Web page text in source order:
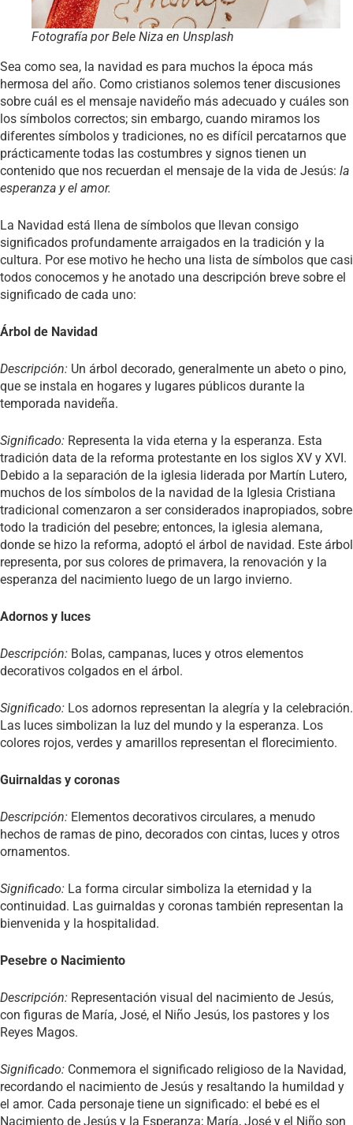
Fotografía por Bele Niza en Unsplash
Sea como sea, la navidad es para muchos la época más
hermosa del año. Como cristianos solemos tener discusiones
sobre cuál es el mensaje navideño más adecuado y cuáles son
los símbolos correctos; sin embargo, cuando miramos los
diferentes símbolos y tradiciones, no es difícil percatarnos que
prácticamente todas las costumbres y signos tienen un
contenido que nos recuerdan el mensaje de la vida de Jesús: la
esperanza y el amor.
La Navidad está llena de símbolos que llevan consigo
significados profundamente arraigados en la tradición y la
cultura. Por ese motivo he hecho una lista de símbolos que casi
todos conocemos y he anotado una descripción breve sobre el
significado de cada uno:
Árbol de Navidad
Descripción: Un árbol decorado, generalmente un abeto o pino,
que se instala en hogares y lugares públicos durante la
temporada navideña.
Significado: Representa la vida eterna y la esperanza. Esta
tradición data de la reforma protestante en los siglos XV y XVI.
Debido a la separación de la iglesia liderada por Martín Lutero,
muchos de los símbolos de la navidad de la Iglesia Cristiana
tradicional comenzaron a ser considerados inapropiados, sobre
todo la tradición del pesebre; entonces, la iglesia alemana,
donde se hizo la reforma, adoptó el árbol de navidad. Este árbol
representa, por sus colores de primavera, la renovación y la
esperanza del nacimiento luego de un largo invierno.
Adornos y luces
Descripción: Bolas, campanas, luces y otros elementos
decorativos colgados en el árbol.
Significado: Los adornos representan la alegría y la celebración.
Las luces simbolizan la luz del mundo y la esperanza. Los
colores rojos, verdes y amarillos representan el florecimiento.
Guirnaldas y coronas
Descripción: Elementos decorativos circulares, a menudo
hechos de ramas de pino, decorados con cintas, luces y otros
ornamentos.
Significado: La forma circular simboliza la eternidad y la
continuidad. Las guirnaldas y coronas también representan la
bienvenida y la hospitalidad.
Pesebre o Nacimiento
Descripción: Representación visual del nacimiento de Jesús,
con figuras de María, José, el Niño Jesús, los pastores y los
Reyes Magos.
Significado: Conmemora el significado religioso de la Navidad,
recordando el nacimiento de Jesús y resaltando la humildad y
el amor. Cada personaje tiene un significado: el bebé es el
Nacimiento de Jesús y la Esperanza; María, José y el Niño son